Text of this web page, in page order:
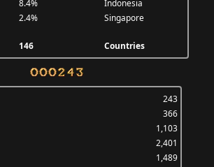
8.4%
Indonesia
2.4%
Singapore
146 Countries
243
366
1,103
2,401
1,489